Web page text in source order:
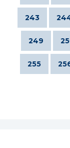
243
249
255